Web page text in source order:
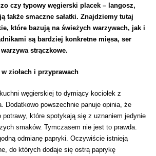
czy typowy węgierski placek – langosz,
także smaczne sałatki. Znajdziemy tutaj
które bazują na świeżych warzywach, jak i
są bardziej konkretne mięsa, ser
strączkowe.
ziołach i przyprawach
węgierskiej to dymiący kociołek z
Dodatkowo powszechnie panuje opinia, że
potrawy, które spotykają się z uznaniem jedynie
smaków. Tymczasem nie jest to prawda.
odmianę papryki. Oczywiście istnieją
do których dodaje się ostrą paprykę